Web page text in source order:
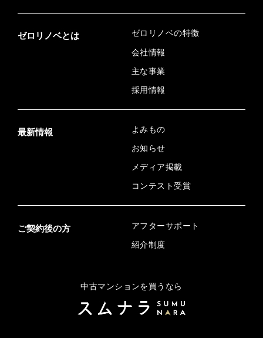
ゼロリノベとは ゼロリノベの特徴
会社情報
主な事業
採用情報
最新情報 よみもの
お知らせ
メディア掲載
コンテスト受賞
ご契約後の方 アフターサポート
紹介制度
中古マンションを買うなら